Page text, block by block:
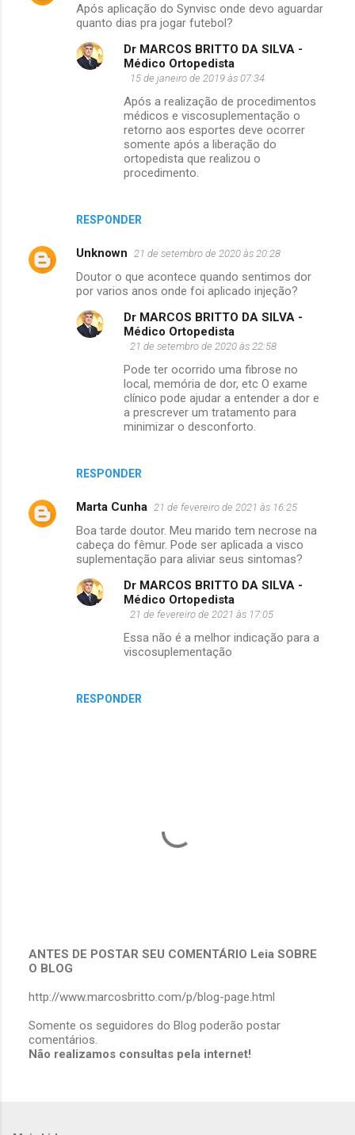
Após aplicação do Synvisc onde devo aguardar
quanto dias pra jogar futebol?
RESPONDER
Dr MARCOS BRITTO DA SILVA -
Médico Ortopedista
15 de janeiro de 2019 às 07:34
Após a realização de procedimentos
médicos e viscosuplementação o
retorno aos esportes deve ocorrer
somente após a liberação do
ortopedista que realizou o
procedimento.
Unknown 21 de setembro de 2020 às 20:28
Doutor o que acontece quando sentimos dor
por varios anos onde foi aplicado injeção?
RESPONDER
Dr MARCOS BRITTO DA SILVA -
Médico Ortopedista
21 de setembro de 2020 às 22:58
Pode ter ocorrido uma fibrose no
local, memória de dor, etc O exame
clínico pode ajudar a entender a dor e
a prescrever um tratamento para
minimizar o desconforto.
Marta Cunha 21 de fevereiro de 2021 às 16:25
Boa tarde doutor. Meu marido tem necrose na
cabeça do fêmur. Pode ser aplicada a visco
suplementação para aliviar seus sintomas?
RESPONDER
Dr MARCOS BRITTO DA SILVA -
Médico Ortopedista
21 de fevereiro de 2021 às 17:05
Essa não é a melhor indicação para a
viscosuplementação
P
s
a
r
u
ANTES DE POSTAR SEU COMENTÁRIO Leia SOBRE
O BLOG
http://www.marcosbritto.com/p/blog-page.html
Somente os seguidores do Blog poderão postar
comentários.
Não realizamos consultas pela internet!